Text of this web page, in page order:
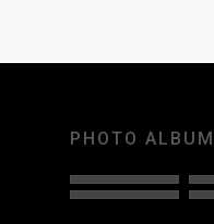
PHOTO ALBUM